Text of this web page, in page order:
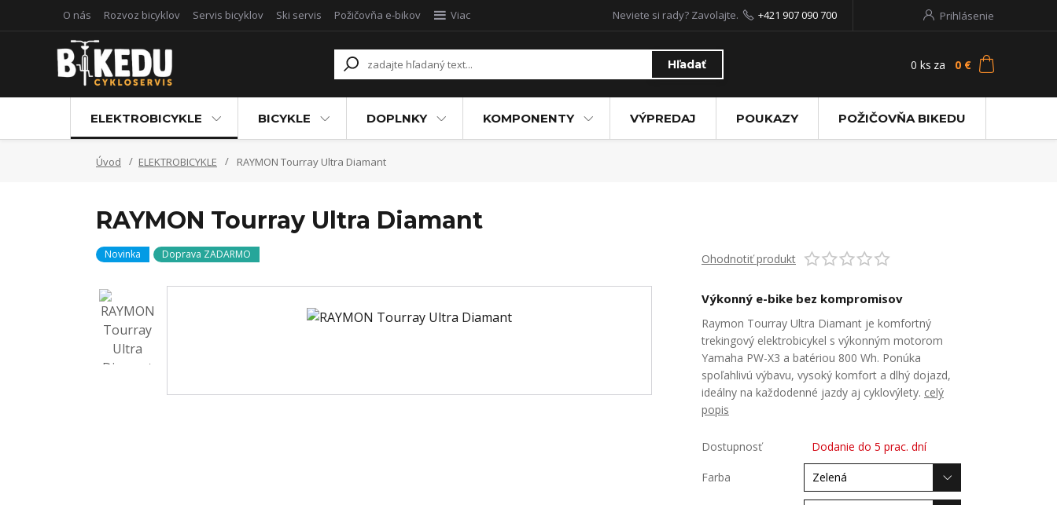
O nás Rozvoz bicyklov Servis bicyklov Ski servis Požičovňa e-bikov Viac Prihlásenie
Hľadať
Neviete si rady? Zavolajte. +421 907 090 700
0 ks za 0 €
ELEKTROBICYKLE BICYKLE DOPLNKY KOMPONENTY VÝPREDAJ POUKAZY POŽIČOVŇA BIKEDU
Úvod ELEKTROBICYKLE RAYMON Tourray Ultra Diamant
RAYMON Tourray Ultra Diamant
Novinka Doprava ZADARMO Ohodnotiť produkt
Výkonný e-bike bez kompromisov
Raymon Tourray Ultra Diamant je komfortný
trekingový elektrobicykel s výkonným motorom
Yamaha PW-X3 a batériou 800 Wh. Ponúka
spoľahlivú výbavu, vysoký komfort a dlhý dojazd,
ideálny na každodenné jazdy aj cyklovýlety. celý
popis
Dostupnosť Dodanie do 5 prac. dní
Farba